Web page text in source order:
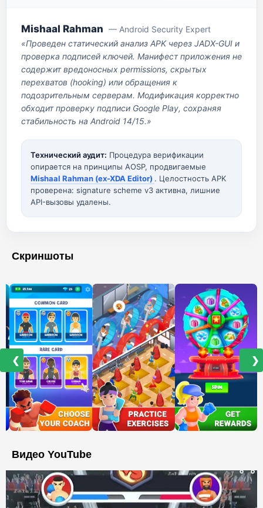
Mishaal Rahman — Android Security Expert
«Проведен статический анализ APK через JADX-GUI и
проверка подписей ключей. Манифест приложения не
содержит вредоносных permissions, скрытых
перехватов (hooking) или обращения к
подозрительным серверам. Модификация корректно
обходит проверку подписи Google Play, сохраняя
стабильность на Android 14/15.»
Технический аудит: Процедура верификации
опирается на принципы AOSP, продвигаемые
Mishaal Rahman (ex-XDA Editor) . Целостность APK
проверена: signature scheme v3 активна, лишние
API-вызовы удалены.
Скриншоты
❮ ❯
Видео YouTube